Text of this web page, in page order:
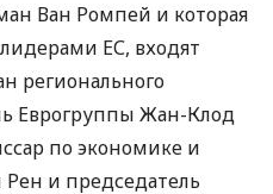
Ван Ромпей и которая
ЕС, входят
регионального
Еврогруппы Жан-Клод
по экономике и
и председатель